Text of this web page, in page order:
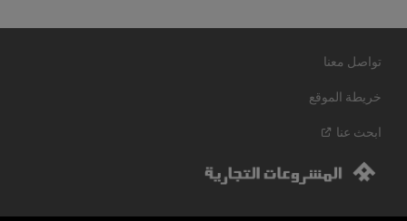
تواصل معنا
خريطة الموقع
ابحث عنا